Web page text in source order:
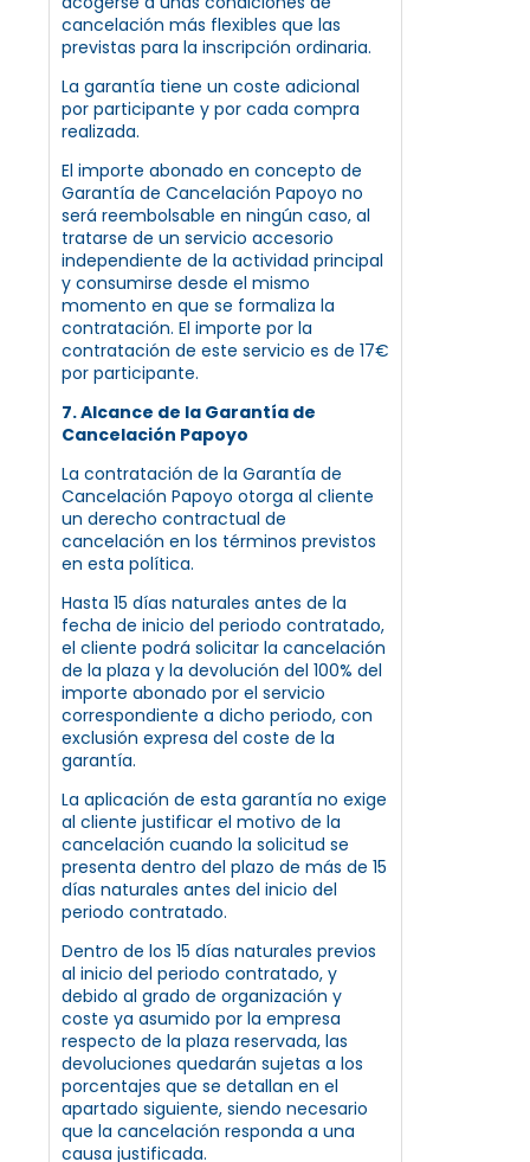
cancelación más flexibles que las
previstas para la inscripción ordinaria.
La garantía tiene un coste adicional
por participante y por cada compra
realizada.
El importe abonado en concepto de
Garantía de Cancelación Papoyo no
será reembolsable en ningún caso, al
tratarse de un servicio accesorio
independiente de la actividad principal
y consumirse desde el mismo
momento en que se formaliza la
contratación. El importe por la
contratación de este servicio es de 17€
por participante.
7. Alcance de la Garantía de
Cancelación Papoyo
La contratación de la Garantía de
Cancelación Papoyo otorga al cliente
un derecho contractual de
cancelación en los términos previstos
en esta política.
Hasta 15 días naturales antes de la
fecha de inicio del periodo contratado,
el cliente podrá solicitar la cancelación
de la plaza y la devolución del 100% del
importe abonado por el servicio
correspondiente a dicho periodo, con
exclusión expresa del coste de la
garantía.
La aplicación de esta garantía no exige
al cliente justificar el motivo de la
cancelación cuando la solicitud se
presenta dentro del plazo de más de 15
días naturales antes del inicio del
periodo contratado.
Dentro de los 15 días naturales previos
al inicio del periodo contratado, y
debido al grado de organización y
coste ya asumido por la empresa
respecto de la plaza reservada, las
devoluciones quedarán sujetas a los
porcentajes que se detallan en el
apartado siguiente, siendo necesario
que la cancelación responda a una
causa justificada.